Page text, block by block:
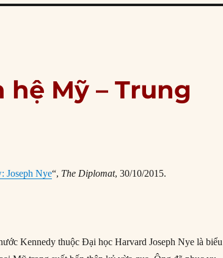
Mỹ – Trung
Joseph Nye“, The Diplomat, 30/10/2015.
Kennedy thuộc Đại học Harvard Joseph Nye là biểu